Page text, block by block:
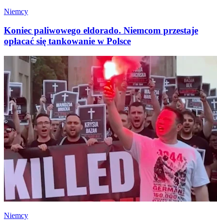
Niemcy
Koniec paliwowego eldorado. Niemcom przestaje
opłacać się tankowanie w Polsce
Niemcy